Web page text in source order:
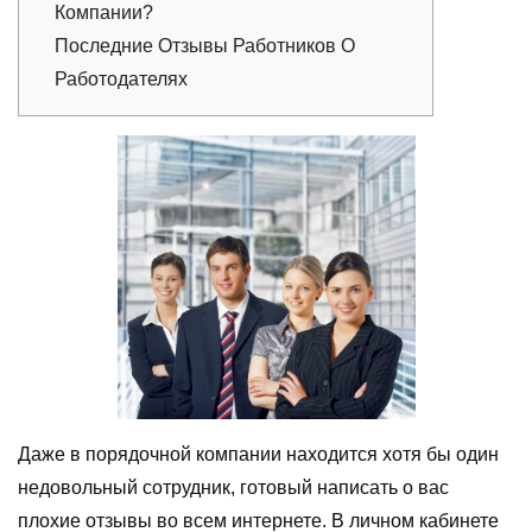
Компании?
Последние Отзывы Работников О
Работодателях
Даже в порядочной компании находится хотя бы один
недовольный сотрудник, готовый написать о вас
плохие отзывы во всем интернете. В личном кабинете